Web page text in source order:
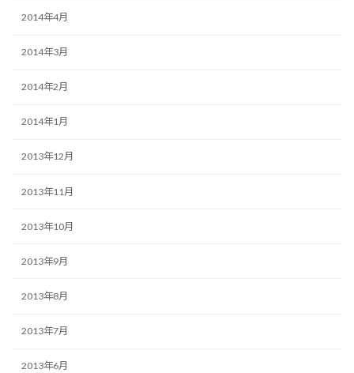
2014年4月
2014年3月
2014年2月
2014年1月
2013年12月
2013年11月
2013年10月
2013年9月
2013年8月
2013年7月
2013年6月